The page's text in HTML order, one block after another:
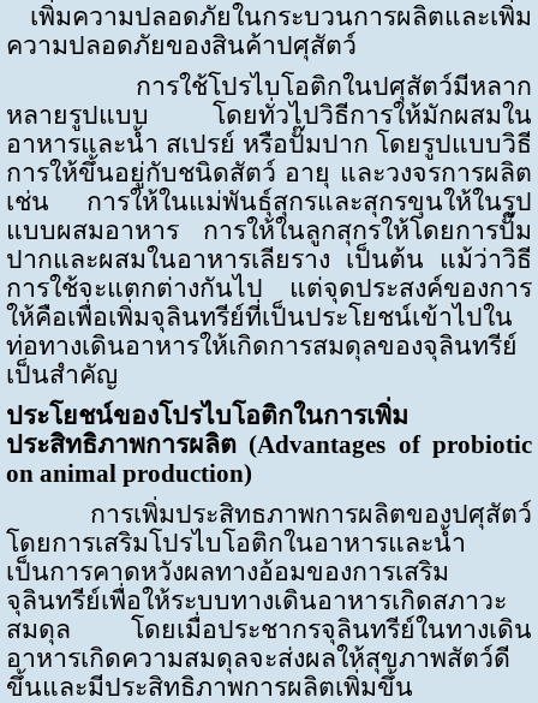
เพิ่มความปลอดภัยในกระบวนการผลิตและเพิ่ม
ความปลอดภัยของสินค้าปศุสัตว์
การใช้โปรไบโอติกในปศุสัตว์มีหลาก
หลายรูปแบบ โดยทั่วไปวิธีการให้มักผสมใน
อาหารและน้ำ สเปรย์ หรือปั๊มปาก โดยรูปแบบวิธี
การให้ขึ้นอยู่กับชนิดสัตว์ อายุ และวงจรการผลิต
เช่น การให้ในแม่พันธุ์สุกรและสุกรขุนให้ในรูป
แบบผสมอาหาร การให้ในลูกสุกรให้โดยการปั๊ม
ปากและผสมในอาหารเลียราง เป็นต้น แม้ว่าวิธี
การใช้จะแตกต่างกันไป แต่จุดประสงค์ของการ
ให้คือเพื่อเพิ่มจุลินทรีย์ที่เป็นประโยชน์เข้าไปใน
ท่อทางเดินอาหารให้เกิดการสมดุลของจุลินทรีย์
เป็นสำคัญ
ประโยชน์ของโปรไบโอติกในการเพิ่ม
ประสิทธิภาพการผลิต (Advantages of probiotic
on animal production)
การเพิ่มประสิทธภาพการผลิตของปศุสัตว์
โดยการเสริมโปรไบโอติกในอาหารและน้ำ
เป็นการคาดหวังผลทางอ้อมของการเสริม
จุลินทรีย์เพื่อให้ระบบทางเดินอาหารเกิดสภาวะ
สมดุล โดยเมื่อประชากรจุลินทรีย์ในทางเดิน
อาหารเกิดความสมดุลจะส่งผลให้สุขภาพสัตว์ดี
ขึ้นและมีประสิทธิภาพการผลิตเพิ่มขึ้น